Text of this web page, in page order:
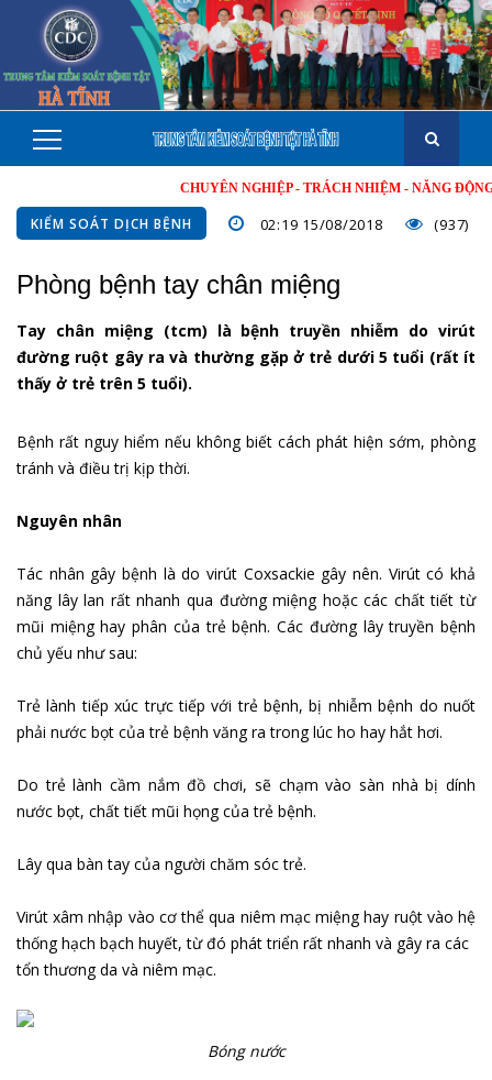
CHUYÊN NGHIỆP - TRÁCH NHIỆM - NĂNG ĐỘNG -
KIỂM SOÁT DỊCH BỆNH 02:19 15/08/2018 (937)
Phòng bệnh tay chân miệng
Tay chân miệng (tcm) là bệnh truyền nhiễm do virút
đường ruột gây ra và thường gặp ở trẻ dưới 5 tuổi (rất ít
thấy ở trẻ trên 5 tuổi).
Bệnh rất nguy hiểm nếu không biết cách phát hiện sớm, phòng
tránh và điều trị kịp thời.
Nguyên nhân
Tác nhân gây bệnh là do virút Coxsackie gây nên. Virút có khả
năng lây lan rất nhanh qua đường miệng hoặc các chất tiết từ
mũi miệng hay phân của trẻ bệnh. Các đường lây truyền bệnh
chủ yếu như sau:
Trẻ lành tiếp xúc trực tiếp với trẻ bệnh, bị nhiễm bệnh do nuốt
phải nước bọt của trẻ bệnh văng ra trong lúc ho hay hắt hơi.
Do trẻ lành cầm nắm đồ chơi, sẽ chạm vào sàn nhà bị dính
nước bọt, chất tiết mũi họng của trẻ bệnh.
Lây qua bàn tay của người chăm sóc trẻ.
Virút xâm nhập vào cơ thể qua niêm mạc miệng hay ruột vào hệ
thống hạch bạch huyết, từ đó phát triển rất nhanh và gây ra các
tổn thương da và niêm mạc.
Bóng nước